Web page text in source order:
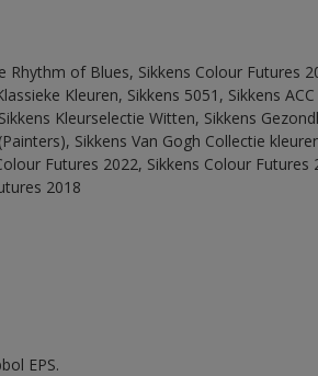
Rhythm of Blues, Sikkens Colour Futures
Kleuren, Sikkens 5051, Sikkens
Kleurselectie Witten, Sikkens
Sikkens Van Gogh Collectie
Futures 2022, Sikkens Colour
2018
EPS.